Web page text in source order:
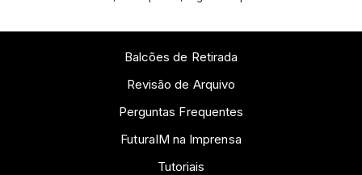
Balcões de Retirada
Revisão de Arquivo
Perguntas Frequentes
FuturaIM na Imprensa
Tutoriais